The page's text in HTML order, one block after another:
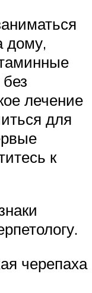
дому,
лечение
для
к
черепаха